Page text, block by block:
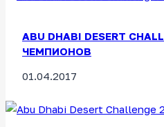
ABU DHABI DESERT
ЧЕМПИОНОВ
01.04.2017